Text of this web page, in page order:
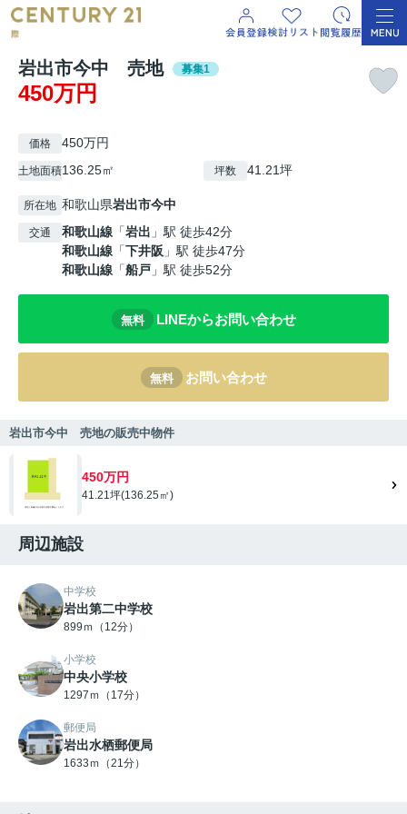
岩出市今中 売地 募集1
450万円
価格 450万円
土地面積136.25㎡ 坪数 41.21坪
所在地 和歌山県岩出市今中
交通 和歌山線 「岩出 」駅 徒歩42分
和歌山線 「下井阪 」駅 徒歩47分
和歌山線 「船戸 」駅 徒歩52分
無料 LINEからお問い合わせ
無料 お問い合わせ
岩出市今中 売地の販売中物件
450万円
41.21坪(136.25㎡)
周辺施設
中学校
岩出第二中学校
899ｍ（12分）
小学校
中央小学校
1297ｍ（17分）
郵便局
岩出水栖郵便局
1633ｍ（21分）